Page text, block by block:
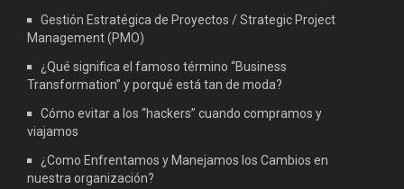
Gestión Estratégica de Proyectos / Strategic Project
Management (PMO)
¿Qué significa el famoso término “Business
Transformation” y porqué está tan de moda?
Cómo evitar a los “hackers” cuando compramos y
viajamos
¿Como Enfrentamos y Manejamos los Cambios en
nuestra organización?